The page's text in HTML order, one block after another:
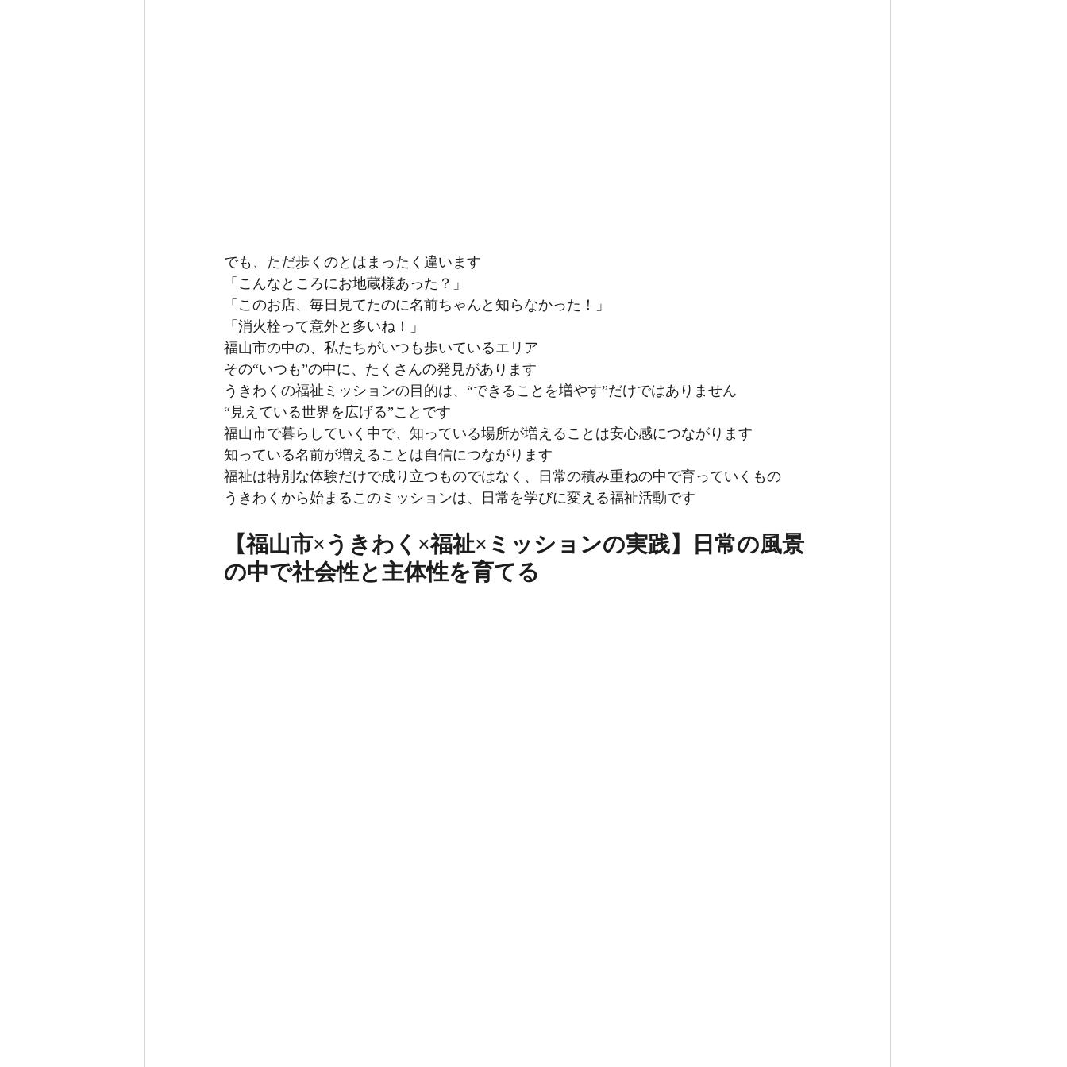
でも、ただ歩くのとはまったく違います
「こんなところにお地蔵様あった？」
「このお店、毎日見てたのに名前ちゃんと知らなかった！」
「消火栓って意外と多いね！」
福山市の中の、私たちがいつも歩いているエリア
その“いつも”の中に、たくさんの発見があります
うきわくの福祉ミッションの目的は、“できることを増やす”だけではありません
“見えている世界を広げる”ことです
福山市で暮らしていく中で、知っている場所が増えることは安心感につながります
知っている名前が増えることは自信につながります
福祉は特別な体験だけで成り立つものではなく、日常の積み重ねの中で育っていくもの
うきわくから始まるこのミッションは、日常を学びに変える福祉活動です
【福山市×うきわく×福祉×ミッションの実践】日常の風景
の中で社会性と主体性を育てる